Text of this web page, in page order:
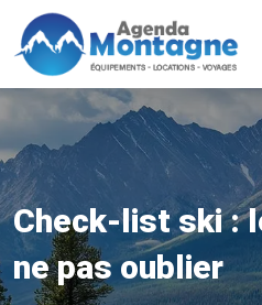
Check-list ski :
ne pas oublier